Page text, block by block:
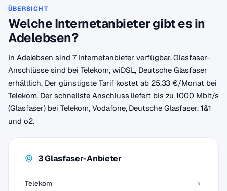
ÜBERSICHT
Welche Internetanbieter gibt es in
Adelebsen?
In Adelebsen sind 7 Internetanbieter verfügbar. Glasfaser-
Anschlüsse sind bei Telekom, wiDSL, Deutsche Glasfaser
erhältlich. Der günstigste Tarif kostet ab 25,33 €/Monat bei
Telekom. Der schnellste Anschluss liefert bis zu 1000 Mbit/s
(Glasfaser) bei Telekom, Vodafone, Deutsche Glasfaser, 1&1
und o2.
3 Glasfaser-Anbieter
Telekom